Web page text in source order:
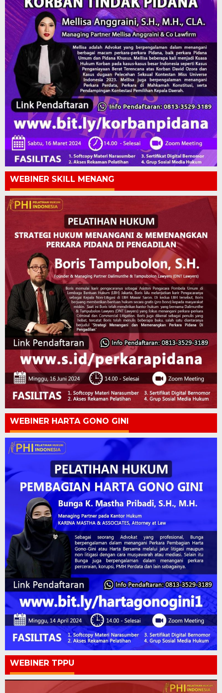
WEBINER SKILL MENANG
WEBINER HARTA GONO GINI
WEBINER TPPU